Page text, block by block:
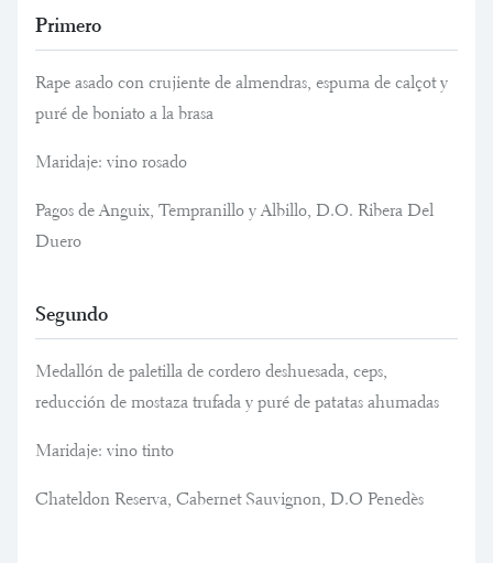
Primero
Rape asado con crujiente de almendras, espuma de calçot y
puré de boniato a la brasa
Maridaje: vino rosado
Pagos de Anguix, Tempranillo y Albillo, D.O. Ribera Del
Duero
Segundo
Medallón de paletilla de cordero deshuesada, ceps,
reducción de mostaza trufada y puré de patatas ahumadas
Maridaje: vino tinto
Chateldon Reserva, Cabernet Sauvignon, D.O Penedès